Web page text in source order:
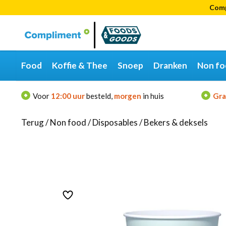
Categorieën
Merken
Food Koffie & Thee Snoep Dranken Non
Voor 12:00 uurbesteld, morgen in huis
Terug/Non food/Disposables/Bekers & deksels